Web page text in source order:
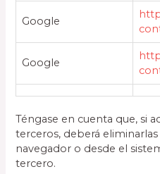
Google
Google
Téngase en cuenta que, si
terceros, deberá
navegador o desde el
tercero.